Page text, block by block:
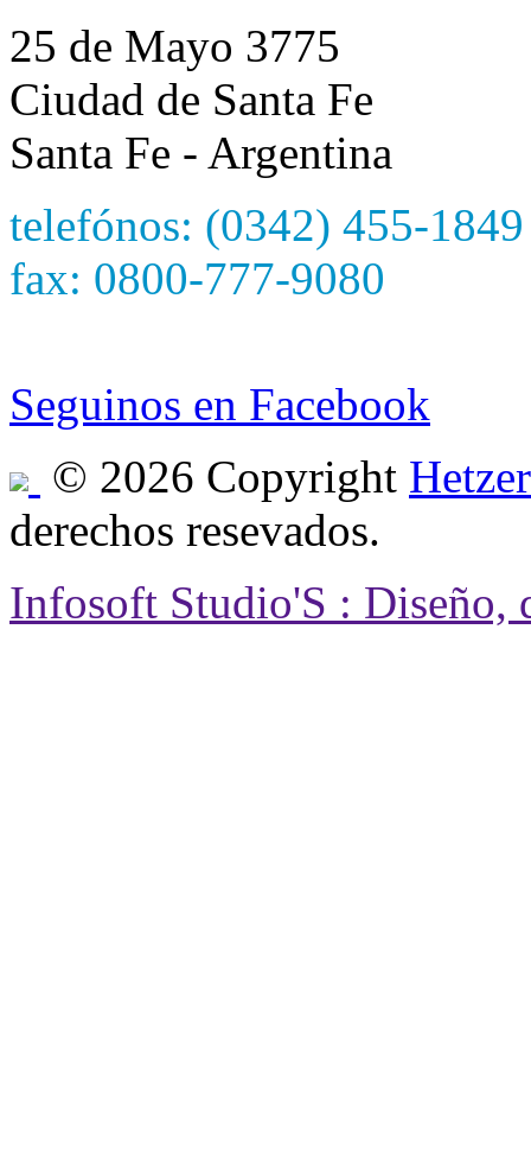
25 de Mayo 3775
Ciudad de Santa Fe
Santa Fe - Argentina
telefónos: (0342) 455-
fax: 0800-777-9080
Seguinos en Facebook
© 2026 Copyright
derechos resevados.
Infosoft Studio'S : Diseño,